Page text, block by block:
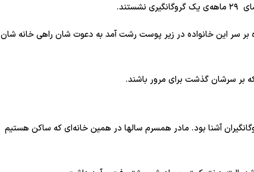
آشنایی اولیه و پیش آگاهی نسبت به آنچه که در این ۲۹ ماه بر سر این خانواده در زیر پوست رشت آمد به دعوت شان راهی خانه شان
بر سرشان گذشت برای مرور باشند.
آشنا بود. مادر همسرم سالها در همین خانه‌ای که ساکن هستیم